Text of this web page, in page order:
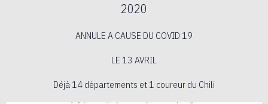
2020
ANNULE A CAUSE DU COVID 19
LE 13 AVRIL
Déjà 14 départements et 1 coureur du Chili